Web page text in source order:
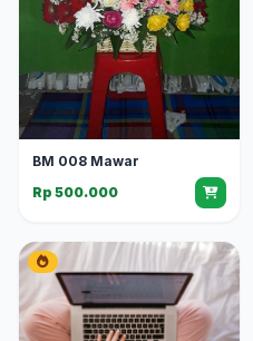
BM 008 Mawar
Rp 500.000